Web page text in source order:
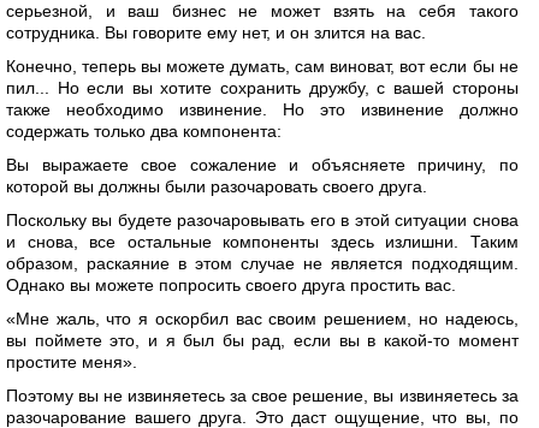
серьезной, и ваш бизнес не может взять на себя такого
сотрудника. Вы говорите ему нет, и он злится на вас.
Конечно, теперь вы можете думать, сам виноват, вот если бы не
пил... Но если вы хотите сохранить дружбу, с вашей стороны
также необходимо извинение. Но это извинение должно
содержать только два компонента:
Вы выражаете свое сожаление и объясняете причину, по
которой вы должны были разочаровать своего друга.
Поскольку вы будете разочаровывать его в этой ситуации снова
и снова, все остальные компоненты здесь излишни. Таким
образом, раскаяние в этом случае не является подходящим.
Однако вы можете попросить своего друга простить вас.
«Мне жаль, что я оскорбил вас своим решением, но надеюсь,
вы поймете это, и я был бы рад, если вы в какой-то момент
простите меня».
Поэтому вы не извиняетесь за свое решение, вы извиняетесь за
разочарование вашего друга. Это даст ощущение, что вы, по